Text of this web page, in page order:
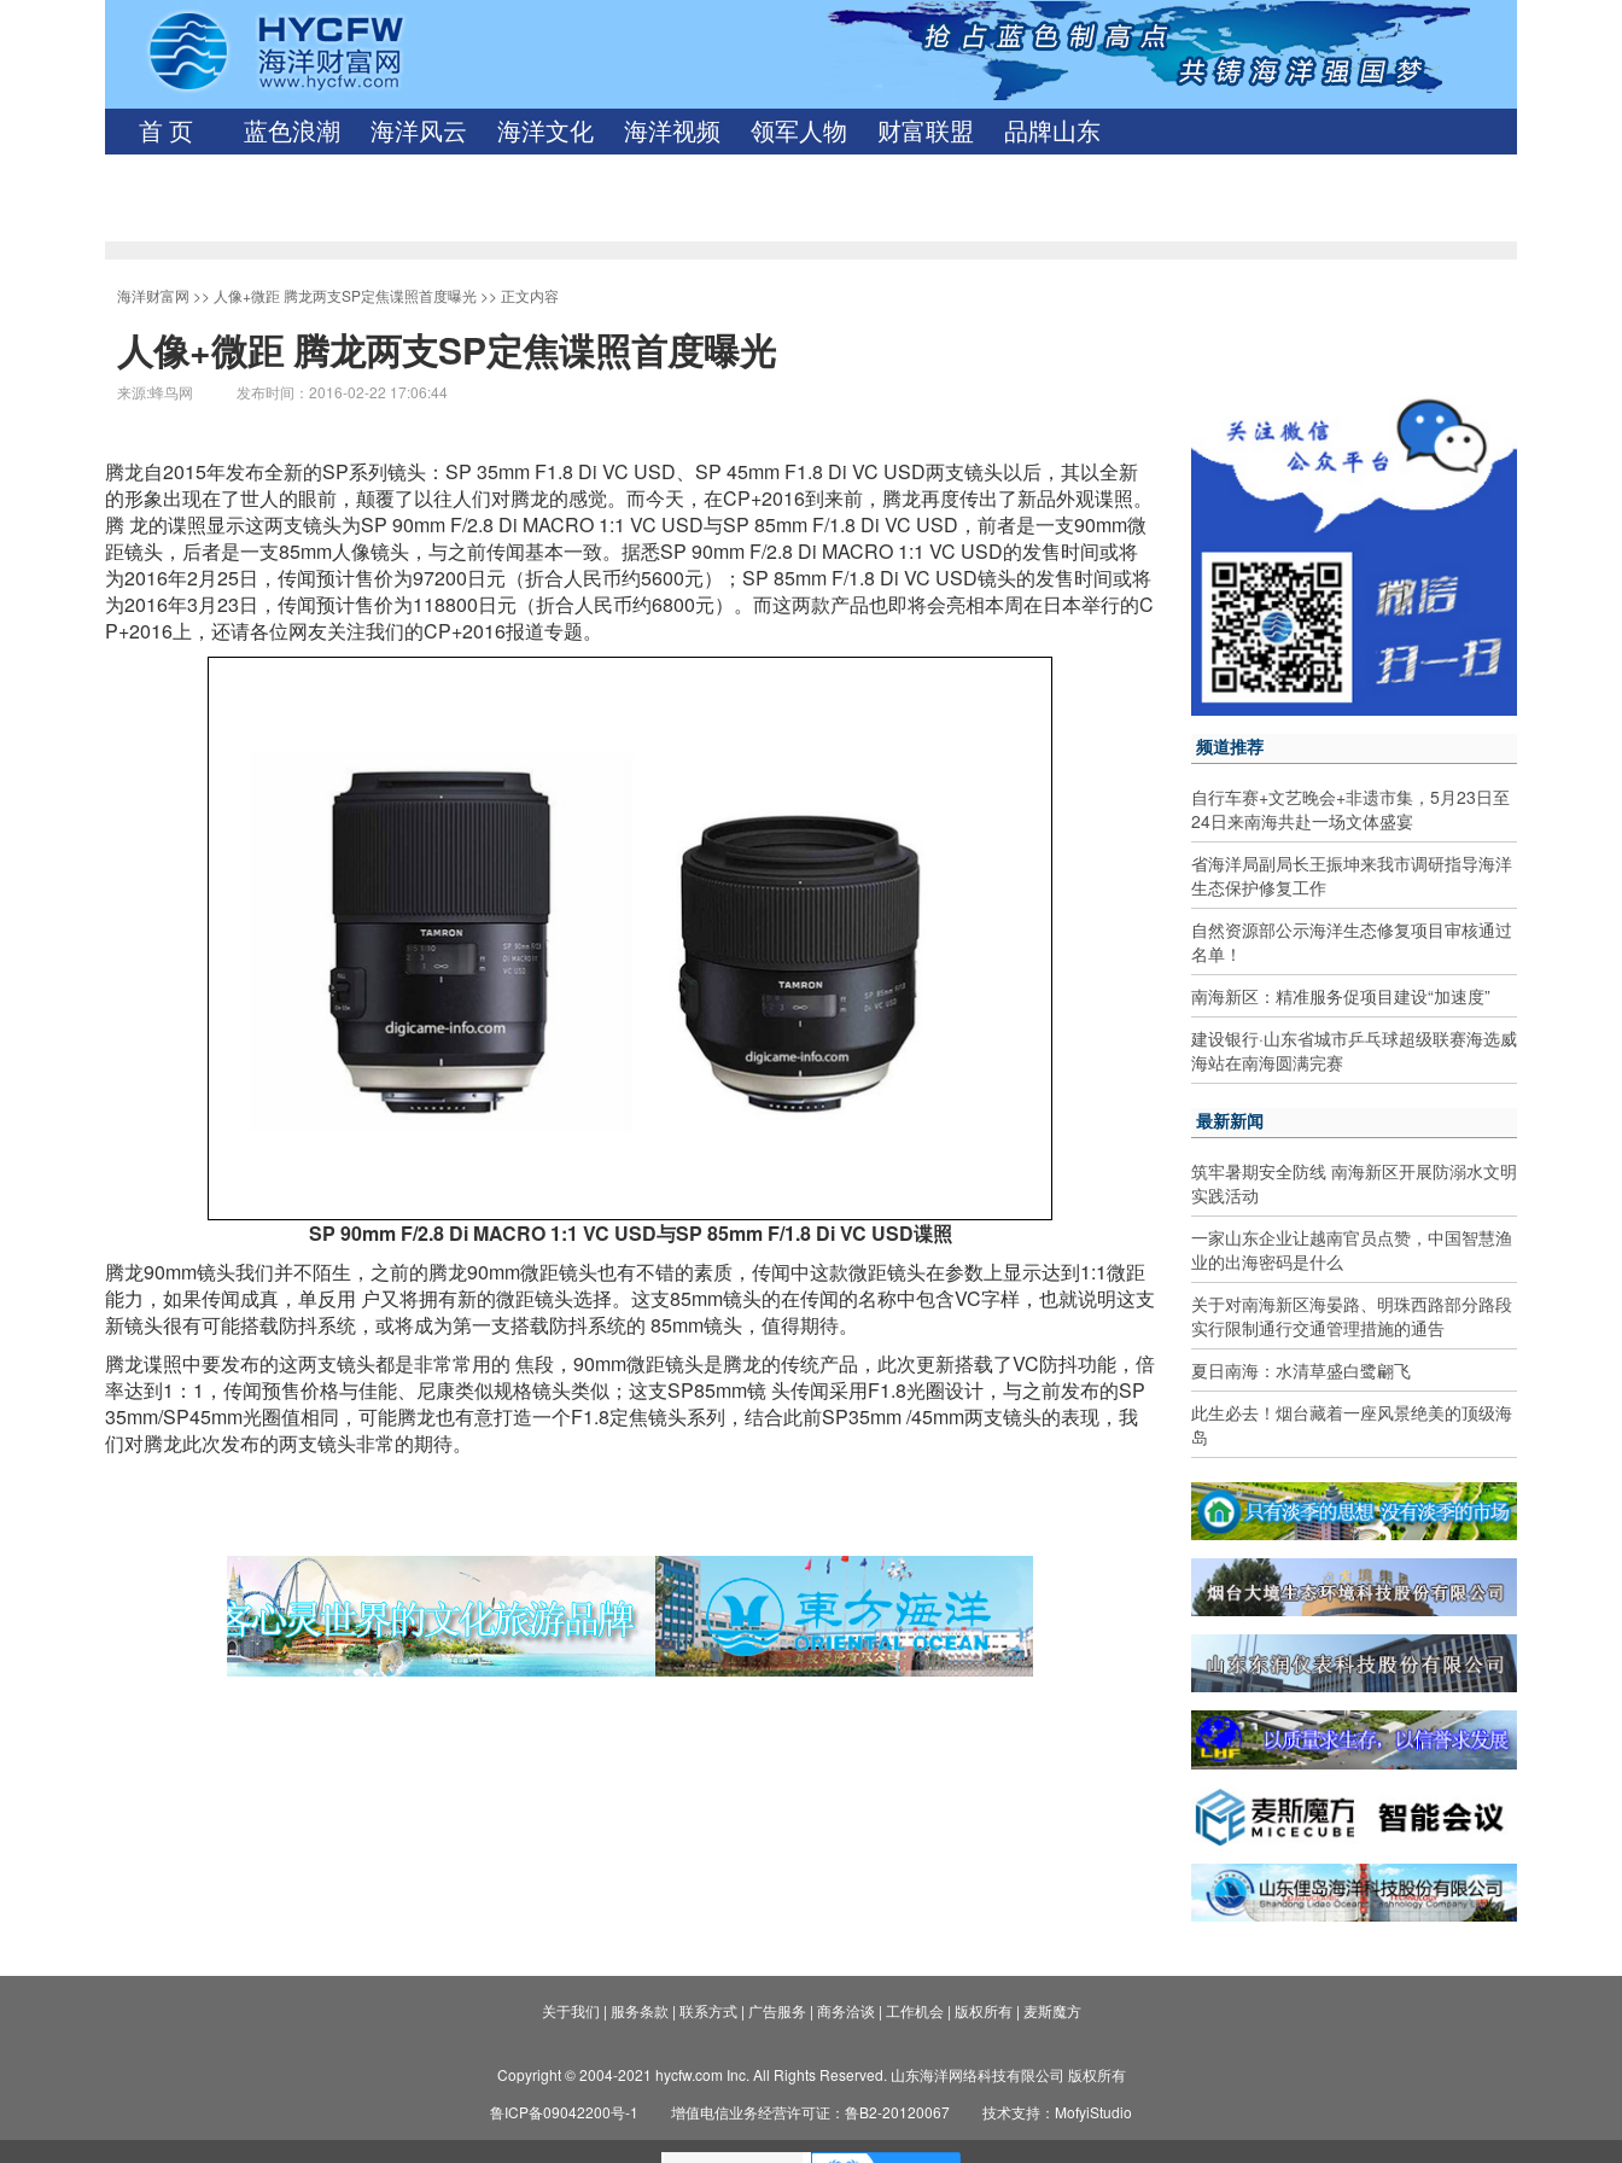
首 页 蓝色浪潮 海洋风云 海洋文化 海洋视频 领军人物 财富联盟 品牌山东
海洋财富网 >> 人像+微距 腾龙两支SP定焦谍照首度曝光 >> 正文内容
人像+微距 腾龙两支SP定焦谍照首度曝光
来源:蜂鸟网 发布时间：2016-02-22 17:06:44
腾龙自2015年发布全新的SP系列镜头：SP 35mm F1.8 Di VC USD、SP 45mm F1.8 Di VC USD两支镜头以后，其以全新
的形象出现在了世人的眼前，颠覆了以往人们对腾龙的感觉。而今天，在CP+2016到来前，腾龙再度传出了新品外观谍照。
腾 龙的谍照显示这两支镜头为SP 90mm F/2.8 Di MACRO 1:1 VC USD与SP 85mm F/1.8 Di VC USD，前者是一支90mm微
距镜头，后者是一支85mm人像镜头，与之前传闻基本一致。据悉SP 90mm F/2.8 Di MACRO 1:1 VC USD的发售时间或将
为2016年2月25日，传闻预计售价为97200日元（折合人民币约5600元）；SP 85mm F/1.8 Di VC USD镜头的发售时间或将
为2016年3月23日，传闻预计售价为118800日元（折合人民币约6800元）。而这两款产品也即将会亮相本周在日本举行的C
P+2016上，还请各位网友关注我们的CP+2016报道专题。
SP 90mm F/2.8 Di MACRO 1:1 VC USD与SP 85mm F/1.8 Di VC USD谍照
腾龙90mm镜头我们并不陌生，之前的腾龙90mm微距镜头也有不错的素质，传闻中这款微距镜头在参数上显示达到1:1微距
能力，如果传闻成真，单反用 户又将拥有新的微距镜头选择。这支85mm镜头的在传闻的名称中包含VC字样，也就说明这支
新镜头很有可能搭载防抖系统，或将成为第一支搭载防抖系统的 85mm镜头，值得期待。
腾龙谍照中要发布的这两支镜头都是非常常用的 焦段，90mm微距镜头是腾龙的传统产品，此次更新搭载了VC防抖功能，倍
率达到1：1，传闻预售价格与佳能、尼康类似规格镜头类似；这支SP85mm镜 头传闻采用F1.8光圈设计，与之前发布的SP
35mm/SP45mm光圈值相同，可能腾龙也有意打造一个F1.8定焦镜头系列，结合此前SP35mm /45mm两支镜头的表现，我
们对腾龙此次发布的两支镜头非常的期待。
频道推荐
自行车赛+文艺晚会+非遗市集，5月23日至
24日来南海共赴一场文体盛宴
省海洋局副局长王振坤来我市调研指导海洋
生态保护修复工作
自然资源部公示海洋生态修复项目审核通过
名单！
南海新区：精准服务促项目建设“加速度”
建设银行·山东省城市乒乓球超级联赛海选威
海站在南海圆满完赛
最新新闻
筑牢暑期安全防线 南海新区开展防溺水文明
实践活动
一家山东企业让越南官员点赞，中国智慧渔
业的出海密码是什么
关于对南海新区海晏路、明珠西路部分路段
实行限制通行交通管理措施的通告
夏日南海：水清草盛白鹭翩飞
此生必去！烟台藏着一座风景绝美的顶级海
岛
关于我们 | 服务条款 | 联系方式| 广告服务 | 商务洽谈 | 工作机会| 版权所有| 麦斯魔方
Copyright © 2004-2021 hycfw.com Inc. All Rights Reserved. 山东海洋网络科技有限公司 版权所有
鲁ICP备09042200号-1
增值电信业务经营许可证：鲁B2-20120067 技术支持：MofyiStudio